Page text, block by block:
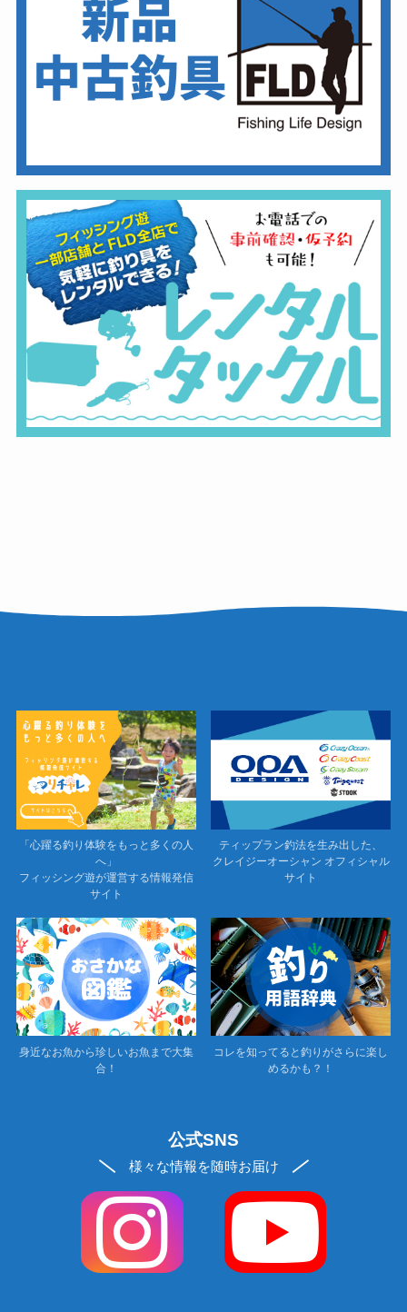
「心躍る釣り体験をもっと多くの人
へ」
フィッシング遊が運営する情報発信
サイト
ティップラン釣法を生み出した、
クレイジーオーシャン オフィシャル
サイト
身近なお魚から珍しいお魚まで大集
合！
コレを知ってると釣りがさらに楽し
めるかも？！
公式SNS
様々な情報を随時お届け